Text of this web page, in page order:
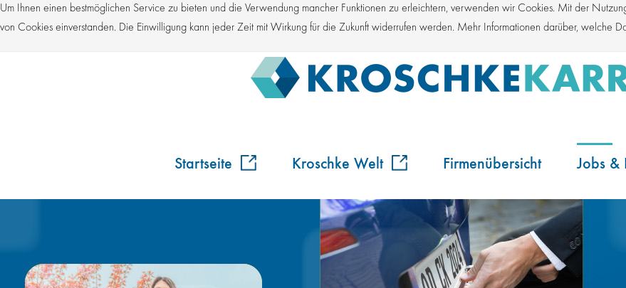
Um Ihnen einen bestmöglichen Service zu bieten und die Verwendung mancher Funktionen zu erleichtern, verwenden wir Cookies. Mit der
von Cookies einverstanden. Die Einwilligung kann jeder Zeit mit Wirkung für die Zukunft widerrufen werden. Mehr Informationen darüber, welche
Startseite Kroschke Welt Firmenübersicht Jobs &